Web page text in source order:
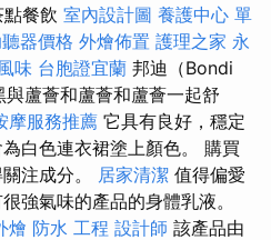
餐飲 室內設計圖 養護中心 單
器價格 外燴佈置 護理之家 永
味 台胞證宜蘭 邦迪（Bondi
蘆薈和蘆薈和蘆薈一起舒
摩服務推薦 它具有良好，穩定
白色連衣裙塗上顏色。 購買
注成分。 居家清潔 值得偏愛
強氣味的產品的身體乳液。
燴 防水 工程 設計師 該產品由